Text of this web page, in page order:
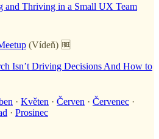
and Thriving in a Small UX Team
(Vídeň) 🆓
Isn’t Driving Decisions And How to
· Květen · Červen · Červenec ·
· Prosinec